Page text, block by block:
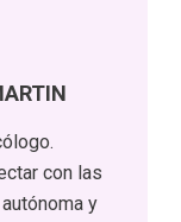
con las
y